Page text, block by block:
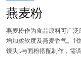
燕麦粉
燕麦粉作为食品原料可广泛
增加柔软度及燕麦香气。1
馒头:.与面粉搭配制作，需